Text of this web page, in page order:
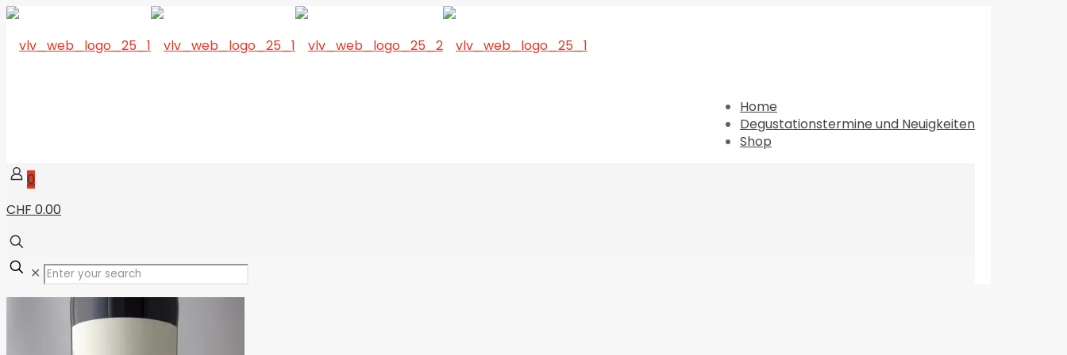
Home
Degustationstermine und Neuigkeiten
Shop
0
CHF 0.00
✕